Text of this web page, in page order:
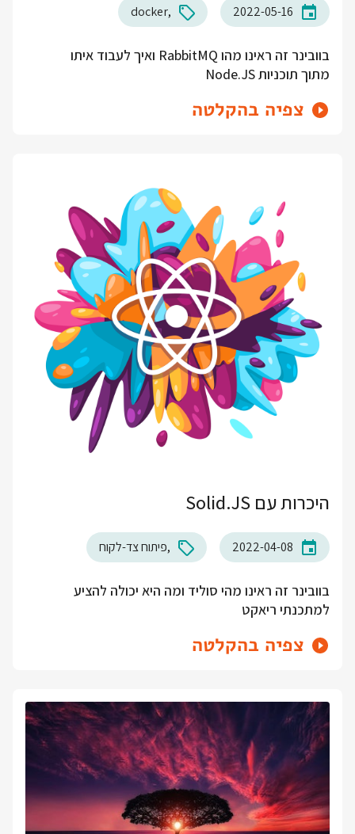
2022-05-16
docker
בוובינר זה ראינו מהו RabbitMQ ואיך לעבוד איתו
מתוך תוכניות Node.JS
צפיה בהקלטה
היכרות עם Solid.JS
2022-04-08 פיתוח צד-לקוח
בוובינר זה ראינו מהי סוליד ומה היא יכולה להציע
למתכנתי ריאקט
צפיה בהקלטה